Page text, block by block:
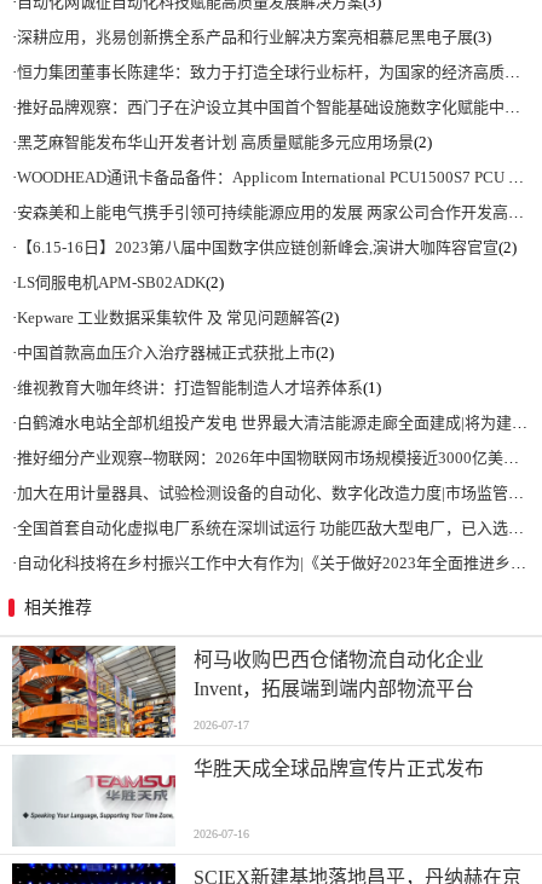
·深耕应用，兆易创新携全系产品和行业解决方案亮相慕尼黑电子展(3)
·恒力集团董事长陈建华：致力于打造全球行业标杆，为国家的经济高质量发展贡献更大力量|上海电气集团党委书记、董事长吴磊来访
·推好品牌观察：西门子在沪设立其中国首个智能基础设施数字化赋能中心
·黑芝麻智能发布华山开发者计划 高质量赋能多元应用场景(2)
·WOODHEAD通讯卡备品备件：Applicom International PCU1500S7 PCU 1500 S7 V4.5.0
·安森美和上能电气携手引领可持续能源应用的发展 两家公司合作开发高性能储能和太阳能组串式逆变器方案 以实现可持续的未来
· 【6.15-16日】2023第八届中国数字供应链创新峰会,演讲大咖阵容官宣(2)
·LS伺服电机APM-SB02ADK(2)
·Kepware 工业数据采集软件 及 常见问题解答(2)
·中国首款高血压介入治疗器械正式获批上市(2)
·维视教育大咖年终讲：打造智能制造人才培养体系(1)
·白鹤滩水电站全部机组投产发电 世界最大清洁能源走廊全面建成|将为建设新型能源体系、保障国家能源安全、实现“双碳”目标提供有力支撑
·推好细分产业观察--物联网：2026年中国物联网市场规模接近3000亿美元 智慧工厂、智慧城市、智慧电网等将占60%以上
·加大在用计量器具、试验检测设备的自动化、数字化改造力度|市场监管总局 工业和信息化部 关于促进企业计量能力提升的指导意见
·全国首套自动化虚拟电厂系统在深圳试运行 功能匹敌大型电厂，已入选国际典型案例
· 自动化科技将在乡村振兴工作中大有作为|《关于做好2023年全面推进乡村振兴重点工作的意见》发布
相关推荐
柯马收购巴西仓储物流自动化企业
Invent，拓展端到端内部物流平台
2026-07-17
华胜天成全球品牌宣传片正式发布
2026-07-16
SCIEX新建基地落地昌平，丹纳赫在京